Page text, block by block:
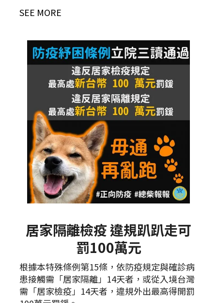
SEE MORE
居家隔離檢疫 違規趴趴走可
罰100萬元
根據本特殊條例第15條，依防疫規定與確診病
患接觸需「居家隔離」14天者，或從入境台灣
需「居家檢疫」14天者，違規外出最高得開罰